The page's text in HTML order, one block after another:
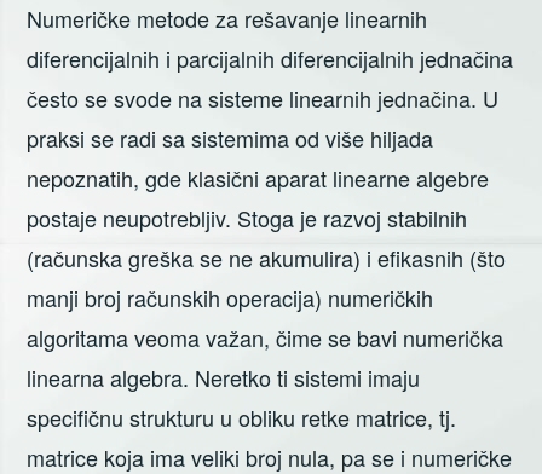
Numeričke metode za rešavanje linearnih
diferencijalnih i parcijalnih diferencijalnih jednačina
često se svode na sisteme linearnih jednačina. U
praksi se radi sa sistemima od više hiljada
nepoznatih, gde klasični aparat linearne algebre
postaje neupotrebljiv. Stoga je razvoj stabilnih
(računska greška se ne akumulira) i efikasnih (što
manji broj računskih operacija) numeričkih
algoritama veoma važan, čime se bavi numerička
linearna algebra. Neretko ti sistemi imaju
specifičnu strukturu u obliku retke matrice, tj.
matrice koja ima veliki broj nula, pa se i numeričke